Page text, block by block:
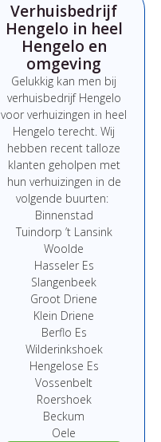
Verhuisbedrijf
Hengelo in heel
Hengelo en
omgeving
Gelukkig kan men bij
verhuisbedrijf Hengelo
voor verhuizingen in heel
Hengelo terecht. Wij
hebben recent talloze
klanten geholpen met
hun verhuizingen in de
volgende buurten:
Binnenstad
Tuindorp ’t Lansink
Woolde
Hasseler Es
Slangenbeek
Groot Driene
Klein Driene
Berflo Es
Wilderinkshoek
Hengelose Es
Vossenbelt
Roershoek
Beckum
Oele